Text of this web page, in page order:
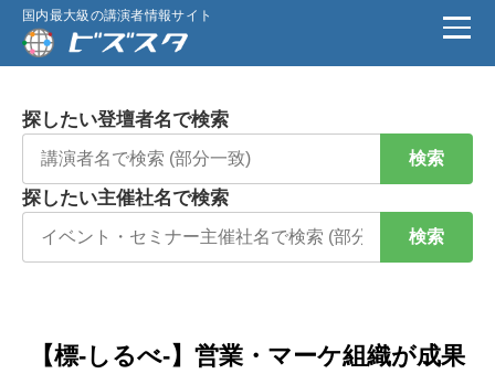
国内最大級の講演者情報サイト
探したい登壇者名で検索
検索
探したい主催社名で検索
検索
【標-しるべ-】営業・マーケ組織が成果